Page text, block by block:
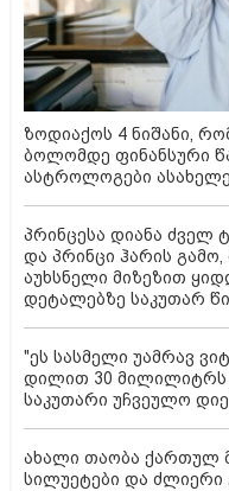
ზოდიაქოს 4 ნიშანი,
ბოლომდე ფინანსური
ასტროლოგები
პრინცესა დიანა ძველ
და პრინცი ჰარის
აუხსნელი მიზეზით
დეტალებზე საკუთარ
"ეს სასმელი უამრავ
დილით 30 მილილიტრს
საკუთარი უჩვეულო
ახალი თაობა ქართულ
სილუეტები და ძლიერი